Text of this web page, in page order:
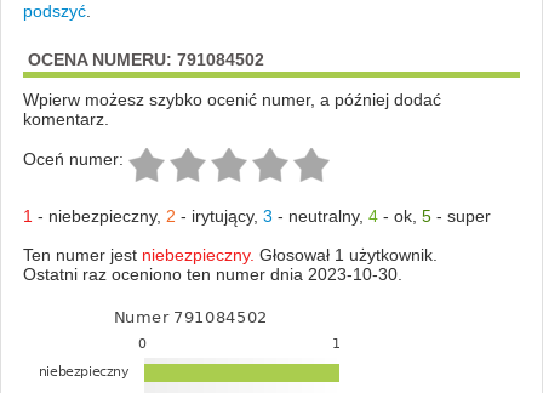
podszyć.
OCENA NUMERU: 791084502
Wpierw możesz szybko ocenić numer, a później dodać
komentarz.
Oceń numer:
1 - niebezpieczny, 2 - irytujący, 3 - neutralny, 4- ok, 5- super
Ten numer jest niebezpieczny. Głosował 1 użytkownik.
Ostatni raz oceniono ten numer dnia 2023-10-30.